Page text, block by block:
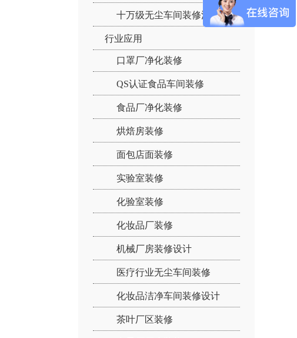
十万级无尘车间装修流程：
行业应用
口罩厂净化装修
QS认证食品车间装修
食品厂净化装修
烘焙房装修
面包店面装修
实验室装修
化验室装修
化妆品厂装修
机械厂房装修设计
医疗行业无尘车间装修
化妆品洁净车间装修设计
茶叶厂区装修